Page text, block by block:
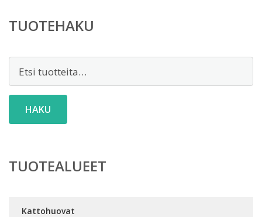
TUOTEHAKU
HAKU
TUOTEALUEET
Kattohuovat